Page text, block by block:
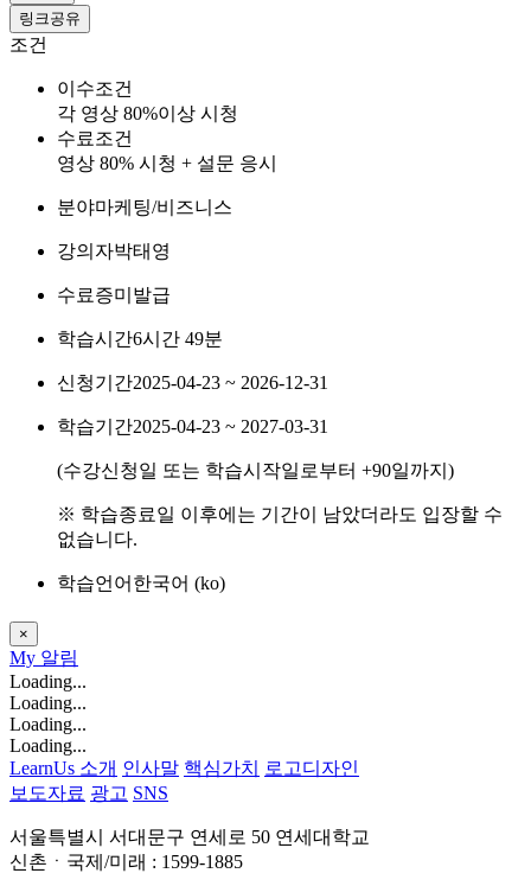
링크공유
조건
이수조건
각 영상 80%이상 시청
수료조건
영상 80% 시청 + 설문 응시
분야마케팅/비즈니스
강의자박태영
수료증미발급
학습시간6시간 49분
신청기간2025-04-23 ~ 2026-12-31
학습기간2025-04-23 ~ 2027-03-31
(수강신청일 또는 학습시작일로부터 +90일까지)
※ 학습종료일 이후에는 기간이 남았더라도 입장할 수
없습니다.
학습언어 한국어 ‎(ko)‎
×
My 알림
Loading...
Loading...
Loading...
Loading...
LearnUs 소개 인사말 핵심가치
로고디자인
보도자료 광고 SNS
서울특별시 서대문구 연세로 50 연세대학교
신촌ㆍ국제/미래 : 1599-1885